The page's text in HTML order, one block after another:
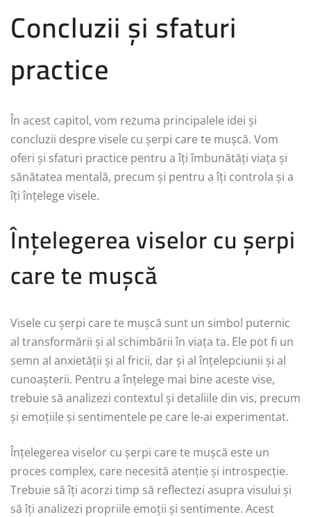
Concluzii și sfaturi
practice
În acest capitol, vom rezuma principalele idei și
concluzii despre visele cu șerpi care te mușcă. Vom
oferi și sfaturi practice pentru a îți îmbunătăți viața și
sănătatea mentală, precum și pentru a îți controla și a
îți înțelege visele.
Înțelegerea viselor cu șerpi
care te mușcă
Visele cu șerpi care te mușcă sunt un simbol puternic
al transformării și al schimbării în viața ta. Ele pot fi un
semn al anxietății și al fricii, dar și al înțelepciunii și al
cunoașterii. Pentru a înțelege mai bine aceste vise,
trebuie să analizezi contextul și detaliile din vis, precum
și emoțiile și sentimentele pe care le-ai experimentat.
Înțelegerea viselor cu șerpi care te mușcă este un
proces complex, care necesită atenție și introspecție.
Trebuie să îți acorzi timp să reflectezi asupra visului și
să îți analizezi propriile emoții și sentimente. Acest